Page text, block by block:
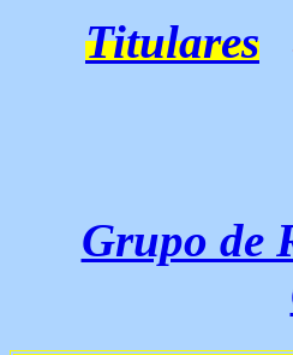
Titulares
Grupo de